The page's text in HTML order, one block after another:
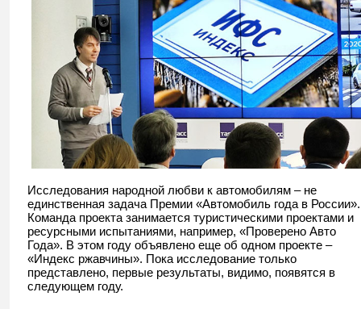
Исследования народной любви к автомобилям – не
единственная задача Премии «Автомобиль года в России».
Команда проекта занимается туристическими проектами и
ресурсными испытаниями, например, «Проверено Авто
Года». В этом году объявлено еще об одном проекте –
«Индекс ржавчины». Пока исследование только
представлено, первые результаты, видимо, появятся в
следующем году.